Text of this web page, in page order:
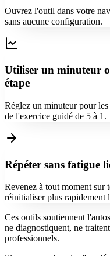
Ouvrez l'outil dans votre
sans aucune configuration.
Utiliser un minuteur
étape
Réglez un minuteur pour
de l'exercice guidé de 5 à 1.
Répéter sans fatigue
Revenez à tout moment sur
réinitialiser plus rapidement
Ces outils soutiennent
ne diagnostiquent, ne
professionnels.